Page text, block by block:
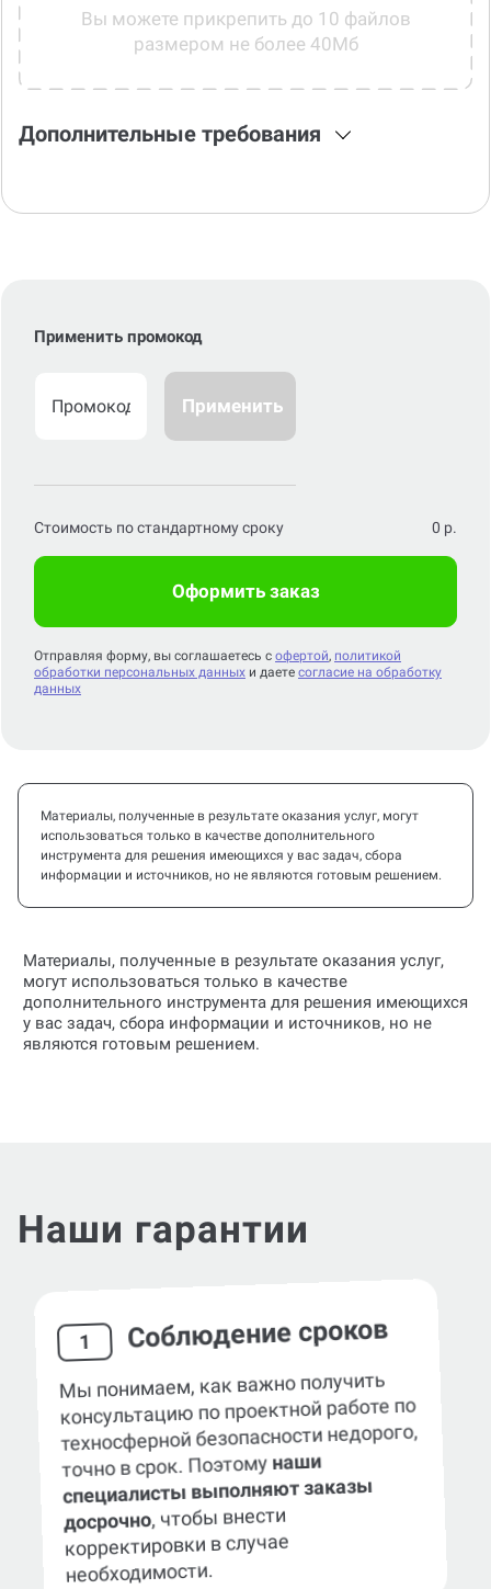
Вы можете прикрепить до 10 файлов
размером не более 40Мб
Дополнительные требования
Применить промокод
Применить
Стоимость по стандартному сроку 0 р.
Оформить заказ
Отправляя форму, вы соглашаетесь с офертой, политикой
обработки персональных данных и даете согласие на обработку
данных
Материалы, полученные в результате оказания услуг, могут
использоваться только в качестве дополнительного
инструмента для решения имеющихся у вас задач, сбора
информации и источников, но не являются готовым решением.
Материалы, полученные в результате оказания услуг,
могут использоваться только в качестве
дополнительного инструмента для решения имеющихся
у вас задач, сбора информации и источников, но не
являются готовым решением.
Наши гарантии
1 Соблюдение сроков
Мы понимаем, как важно получить
консультацию по проектной работе по
техносферной безопасности недорого,
точно в срок. Поэтому наши
специалисты выполняют заказы
досрочно, чтобы внести
корректировки в случае
необходимости.